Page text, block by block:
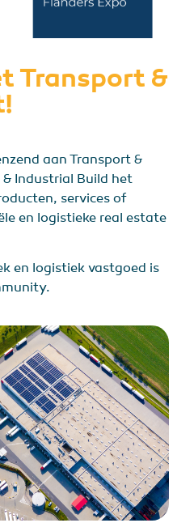
Transport &
aan Transport &
Industrial Build het
services of
en logistieke real estate
en logistiek vastgoed is